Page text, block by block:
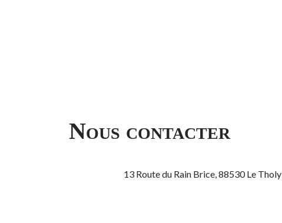
Nous contacter
13 Route du Rain Brice, 88530 Le Tholy